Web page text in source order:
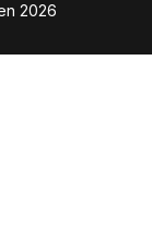
2026